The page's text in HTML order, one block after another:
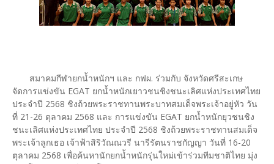
สมาคมกีฬายกน้ำหนักฯ และ กฟผ. ร่วมกับ จังหวัดศรีสะเกษ
จัดการแข่งขัน EGAT ยกน้ำหนักเยาวชนชิงชนะเลิศแห่งประเทศไทย
ประจำปี 2568 ชิงถ้วยพระราชทานพระบาทสมเด็จพระเจ้าอยู่หัว วัน
ที่ 21-26 ตุลาคม 2568 และ การแข่งขัน EGAT ยกน้ำหนักยุวชนชิง
ชนะเลิศแห่งประเทศไทย ประจำปี 2568 ชิงถ้วยพระราชทานสมเด็จ
พระเจ้าลูกเธอ เจ้าฟ้าสิริวัณณวรี นารีรัตนราชกัญญา วันที่ 16-20
ตุลาคม 2568 เพื่อค้นหานักยกน้ำหนักรุ่นใหม่เข้าร่วมทีมชาติไทย มุ่ง